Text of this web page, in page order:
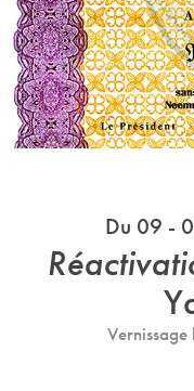
Du 09 -